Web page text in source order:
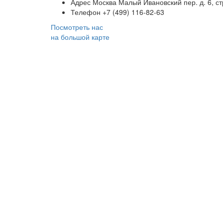
Адрес Москва Малый Ивановский пер. д. 6,
Телефон +7 (499) 116-82-63
Посмотреть нас
на большой карте